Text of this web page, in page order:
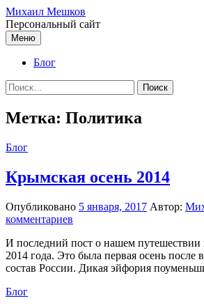
Перейти
к
содержимому
Михаил Мешков
Персональный сайт
Меню
Блог
Найти:
Метка: Политика
Блог
Крымская осень 2014
Опубликовано 5 января, 2017 Автор:
комментариев
И последний пост о нашем путешествии
2014 года. Это была первая осень
состав России. Дикая эйфория
Блог